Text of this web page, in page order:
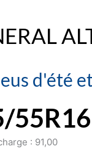
d'été
55R16
: 91,00